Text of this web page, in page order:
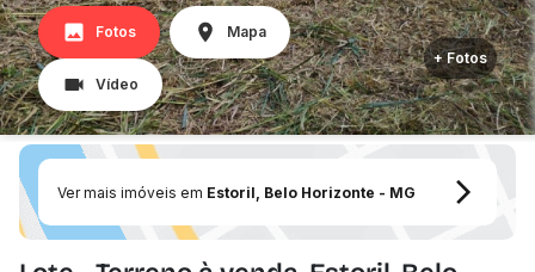
Fotos Mapa
Vídeo
+ Fotos
Ver mais imóveis em Estoril, Belo Horizonte - MG